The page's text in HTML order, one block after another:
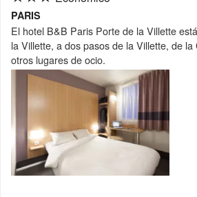
PARIS
El hotel B&B Paris Porte de la Villette
la Villette, a dos pasos de la Villette, de
otros lugares de ocio.